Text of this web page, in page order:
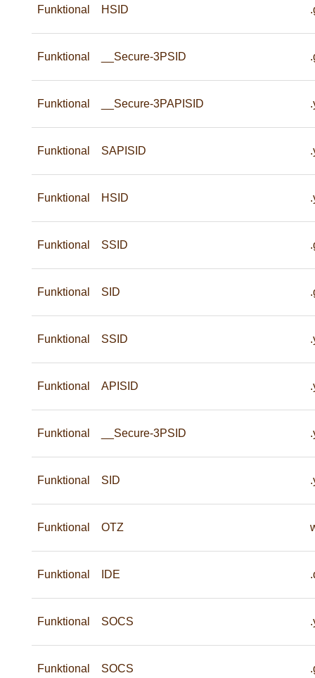
Funktional HSID
Funktional __Secure-3PSID
Funktional __Secure-3PAPISID
Funktional SAPISID
Funktional HSID
Funktional SSID
Funktional SID
Funktional SSID
Funktional APISID
Funktional __Secure-3PSID
Funktional SID
Funktional OTZ
Funktional IDE
Funktional SOCS
Funktional SOCS